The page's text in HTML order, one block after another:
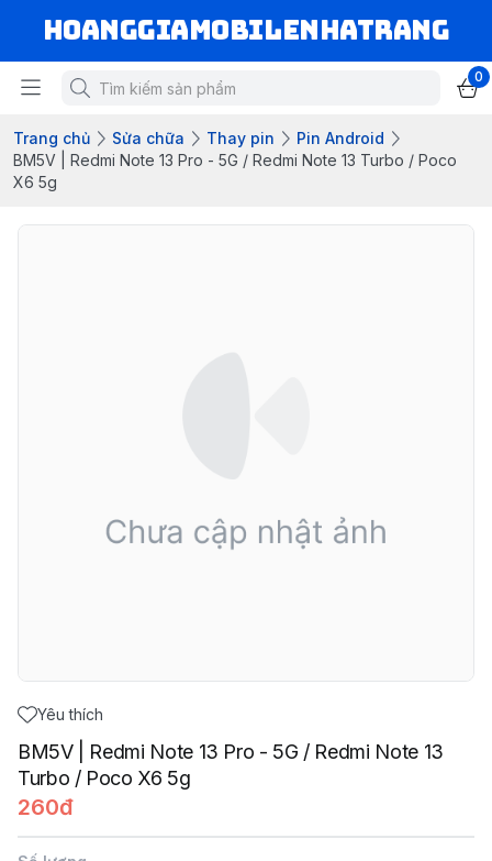
hoanggiamobilenhatrang
0
Trang chủ Sửa chữa Thay pin
Pin Android
BM5V | Redmi Note 13 Pro - 5G / Redmi Note 13 Turbo / Poco
X6 5g
Yêu thích
BM5V | Redmi Note 13 Pro - 5G / Redmi Note 13
Turbo / Poco X6 5g
260đ